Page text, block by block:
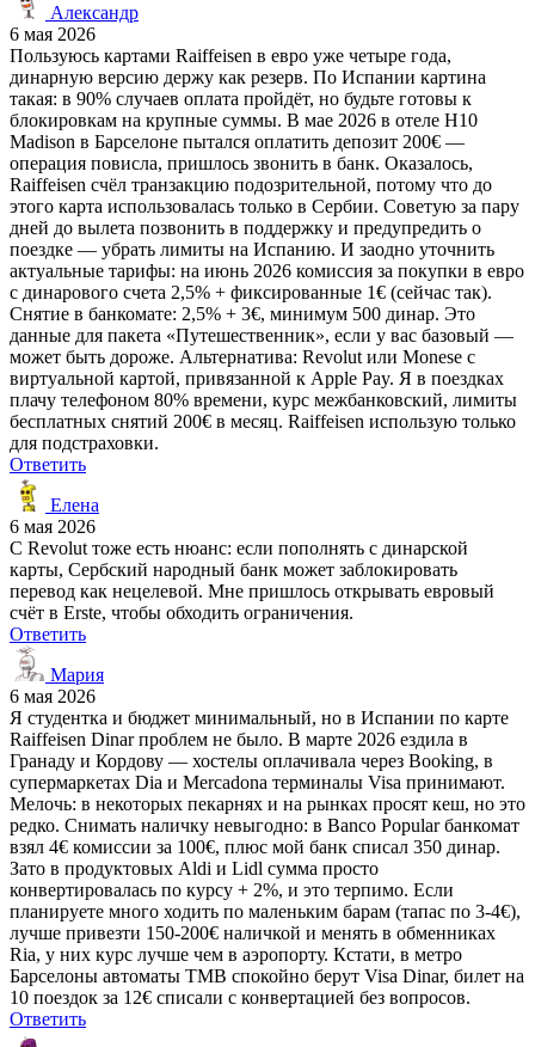
Александр
6 мая 2026
Пользуюсь картами Raiffeisen в евро уже четыре года,
динарную версию держу как резерв. По Испании картина
такая: в 90% случаев оплата пройдёт, но будьте готовы к
блокировкам на крупные суммы. В мае 2026 в отеле H10
Madison в Барселоне пытался оплатить депозит 200€ —
операция повисла, пришлось звонить в банк. Оказалось,
Raiffeisen счёл транзакцию подозрительной, потому что до
этого карта использовалась только в Сербии. Советую за пару
дней до вылета позвонить в поддержку и предупредить о
поездке — убрать лимиты на Испанию. И заодно уточнить
актуальные тарифы: на июнь 2026 комиссия за покупки в евро
с динарового счета 2,5% + фиксированные 1€ (сейчас так).
Снятие в банкомате: 2,5% + 3€, минимум 500 динар. Это
данные для пакета «Путешественник», если у вас базовый —
может быть дороже. Альтернатива: Revolut или Monese с
виртуальной картой, привязанной к Apple Pay. Я в поездках
плачу телефоном 80% времени, курс межбанковский, лимиты
бесплатных снятий 200€ в месяц. Raiffeisen использую только
для подстраховки.
Ответить
Елена
6 мая 2026
С Revolut тоже есть нюанс: если пополнять с динарской
карты, Сербский народный банк может заблокировать
перевод как нецелевой. Мне пришлось открывать евровый
счёт в Erste, чтобы обходить ограничения.
Ответить
Мария
6 мая 2026
Я студентка и бюджет минимальный, но в Испании по карте
Raiffeisen Dinar проблем не было. В марте 2026 ездила в
Гранаду и Кордову — хостелы оплачивала через Booking, в
супермаркетах Dia и Mercadona терминалы Visa принимают.
Мелочь: в некоторых пекарнях и на рынках просят кеш, но это
редко. Снимать наличку невыгодно: в Banco Popular банкомат
взял 4€ комиссии за 100€, плюс мой банк списал 350 динар.
Зато в продуктовых Aldi и Lidl сумма просто
конвертировалась по курсу + 2%, и это терпимо. Если
планируете много ходить по маленьким барам (тапас по 3-4€),
лучше привезти 150-200€ наличкой и менять в обменниках
Ria, у них курс лучше чем в аэропорту. Кстати, в метро
Барселоны автоматы TMB спокойно берут Visa Dinar, билет на
10 поездок за 12€ списали с конвертацией без вопросов.
Ответить